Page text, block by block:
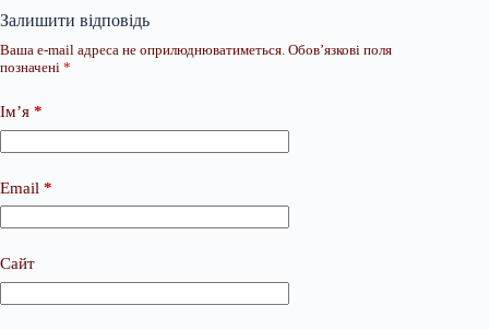
Залишити відповідь
Ваша e-mail адреса не оприлюднюватиметься. Обов’язкові поля
позначені *
Ім’я *
Email *
Сайт